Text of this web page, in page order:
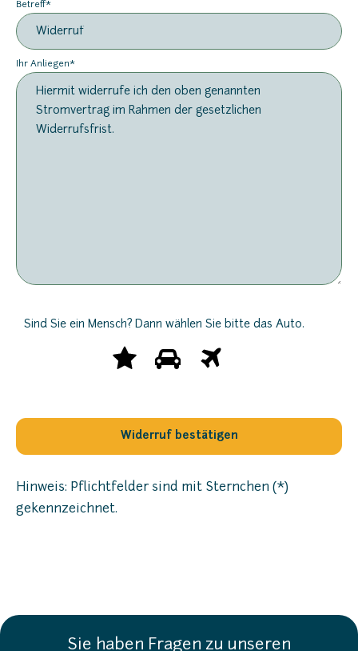
Betreff
Ihr Anliegen
Sind Sie ein Mensch? Dann wählen Sie bitte das Auto.
Dann
wählen
Sie
bitte
Auto.
Hinweis: Pflichtfelder sind mit Sternchen (*)
gekennzeichnet.
Sie haben Fragen zu unseren